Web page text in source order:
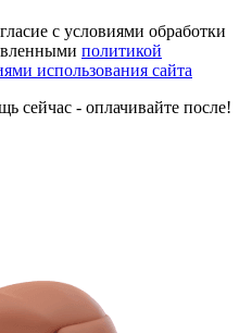
с условиями обработки
политикой
использования сайта
сейчас - оплачивайте после!